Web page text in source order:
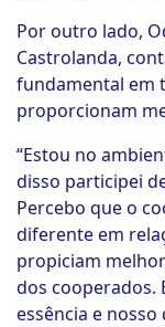
Por outro lado,
Castrolanda,
fundamental em
proporcionam
“Estou no
disso participei
Percebo que o
diferente em
propiciam
dos cooperados.
essência e nosso